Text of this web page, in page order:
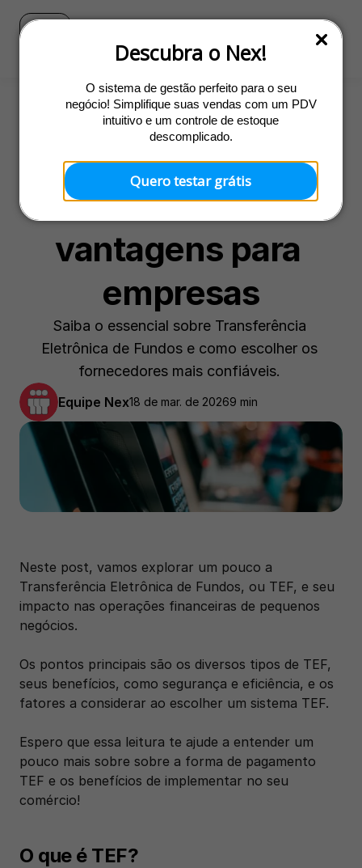
Descubra o Nex!
O sistema de gestão perfeito para o seu
negócio! Simplifique suas vendas com um PDV
intuitivo e um controle de estoque
descomplicado.
Quero testar grátis
Gestão
Sistema TEF:
Funcionamento e
vantagens para
empresas
Saiba o essencial sobre Transferência
Eletrônica de Fundos e como escolher os
fornecedores mais confiáveis.
Equipe Nex18 de mar. de 20269 min
Neste post, vamos explorar um pouco a
Transferência Eletrônica de Fundos, ou TEF, e seu
impacto nas operações financeiras de pequenos
negócios.
Os pontos principais são os diversos tipos de TEF,
seus benefícios, como segurança e eficiência, e os
fatores a considerar ao escolher um sistema TEF.
Espero que essa leitura te ajude a entender um
pouco mais sobre sobre a forma de pagamento
TEF e os benefícios de implementar no seu
comércio!
O que é TEF?
Blog Ir para o site do Nex